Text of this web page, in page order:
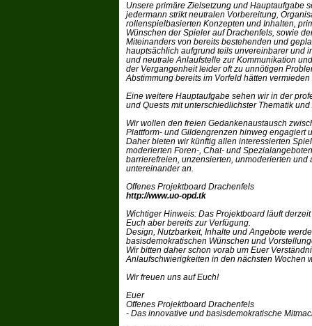
Unsere primäre Zielsetzung und Hauptaufgabe
jedermann strikt neutralen Vorbereitung,
rollenspielbasierten Konzepten und Inhalten,
Wünschen der Spieler auf Drachenfels, sowie
Miteinanders von bereits bestehenden und
hauptsächlich aufgrund teils unvereinbarer und
und neutrale Anlaufstelle zur Kommunikation
der Vergangenheit leider oft zu unnötigen
Abstimmung bereits im Vorfeld hätten
Eine weitere Hauptaufgabe sehen wir in der
und Quests mit unterschiedlichster Thematik
Wir wollen den freien Gedankenaustausch
Plattform- und Gildengrenzen hinweg engagiert
Daher bieten wir künftig allen interessierten
moderierten Foren-, Chat- und
barrierefreien, unzensierten, unmoderierten
untereinander an.
Offenes Projektboard Drachenfels
http://www.uo-opd.tk
Wichtiger Hinweis: Das Projektboard läuft
Euch aber bereits zur Verfügung.
Design, Nutzbarkeit, Inhalte und Angebote
basisdemokratischen Wünschen und
Wir bitten daher schon vorab um Euer
Anlaufschwierigkeiten in den nächsten Wochen
Wir freuen uns auf Euch!
Euer
Offenes Projektboard Drachenfels
- Das innovative und basisdemokratische